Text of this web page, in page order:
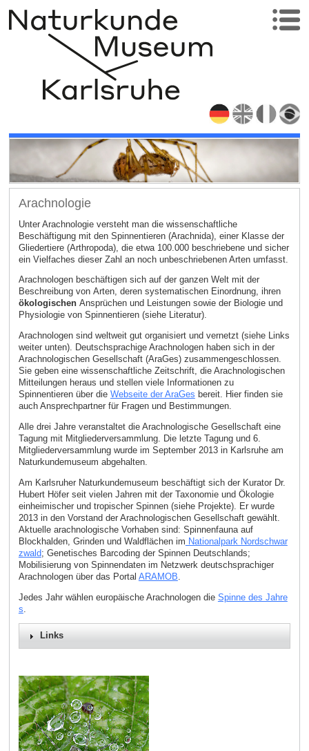
Arachnologie
Unter Arachnologie versteht man die wissenschaftliche
Beschäftigung mit den Spinnentieren (Arachnida), einer Klasse der
Gliedertiere (Arthropoda), die etwa 100.000 beschriebene und sicher
ein Vielfaches dieser Zahl an noch unbeschriebenen Arten umfasst.
Arachnologen beschäftigen sich auf der ganzen Welt mit der
Beschreibung von Arten, deren systematischen Einordnung, ihren
ökologischen Ansprüchen und Leistungen sowie der Biologie und
Physiologie von Spinnentieren (siehe Literatur).
Arachnologen sind weltweit gut organisiert und vernetzt (siehe Links
weiter unten). Deutschsprachige Arachnologen haben sich in der
Arachnologischen Gesellschaft (AraGes) zusammengeschlossen.
Sie geben eine wissenschaftliche Zeitschrift, die Arachnologischen
Mitteilungen heraus und stellen viele Informationen zu
Spinnentieren über die Webseite der AraGes bereit. Hier finden sie
auch Ansprechpartner für Fragen und Bestimmungen.
Alle drei Jahre veranstaltet die Arachnologische Gesellschaft eine
Tagung mit Mitgliederversammlung. Die letzte Tagung und 6.
Mitgliederversammlung wurde im September 2013 in Karlsruhe am
Naturkundemuseum abgehalten.
Am Karlsruher Naturkundemuseum beschäftigt sich der Kurator Dr.
Hubert Höfer seit vielen Jahren mit der Taxonomie und Ökologie
einheimischer und tropischer Spinnen (siehe Projekte). Er wurde
2013 in den Vorstand der Arachnologischen Gesellschaft gewählt.
Aktuelle arachnologische Vorhaben sind: Spinnenfauna auf
Blockhalden, Grinden und Waldflächen im Nationalpark Nordschwar
zwald; Genetisches Barcoding der Spinnen Deutschlands;
Mobilisierung von Spinnendaten im Netzwerk deutschsprachiger
Arachnologen über das Portal ARAMOB
Jedes Jahr wählen europäische Arachnologen die Spinne des Jahre
s
Links